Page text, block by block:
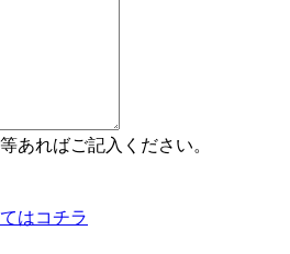
あればご記入ください。
はコチラ